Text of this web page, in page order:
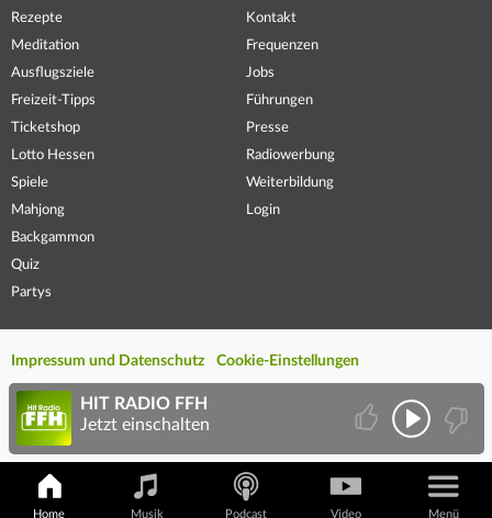
Rezepte
Meditation
Ausflugsziele
Freizeit-Tipps
Ticketshop
Lotto Hessen
Spiele
Mahjong
Backgammon
Quiz
Partys
Kontakt
Frequenzen
Jobs
Führungen
Presse
Radiowerbung
Weiterbildung
Login
Impressum und Datenschutz Cookie-Einstellungen
Home Musik Podcast Video Menü
HIT RADIO FFH
Jetzt einschalten